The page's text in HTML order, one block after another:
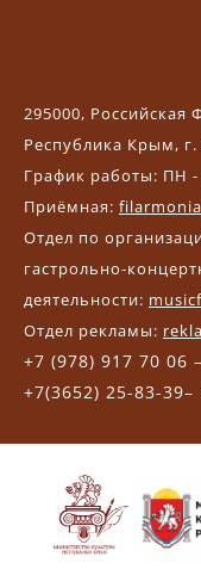
295000, Российская
Республика Крым,
График работы: ПН
Приёмная:
Отдел по
гастрольно-
деятельности:
Отдел рекламы:
+7 (978) 917 70 06
+7(3652) 25-83-